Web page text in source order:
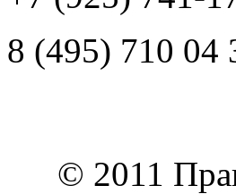
8 (495) 710 04
© 2011